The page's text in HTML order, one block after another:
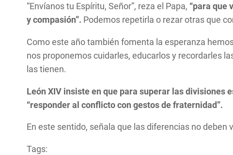
“Envíanos tu Espíritu, Señor”, reza el Papa, “para que
y compasión”. Podemos repetirla o rezar otras que
Como este año también fomenta la esperanza
nos proponemos cuidarles, educarlos y recordarles
las tienen.
León XIV insiste en que para superar las divisiones
“responder al conflicto con gestos de fraternidad”.
En este sentido, señala que las diferencias no
Tags: